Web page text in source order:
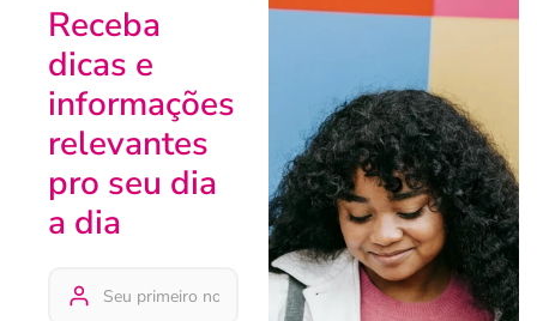
Receba
dicas e
informações
relevantes
pro seu dia
a dia